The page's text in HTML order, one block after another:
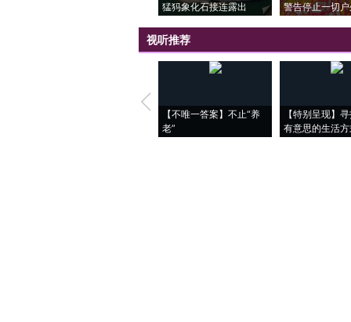
猛犸象化石接连露出
警告停止一切
视听推荐
【不唯一答案】不止“养
老”
【特别呈现】
有意思的生活方